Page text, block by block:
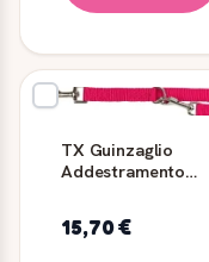
TX Guinzaglio
Addestramento
Corallo - TRIXIE
15,70 €